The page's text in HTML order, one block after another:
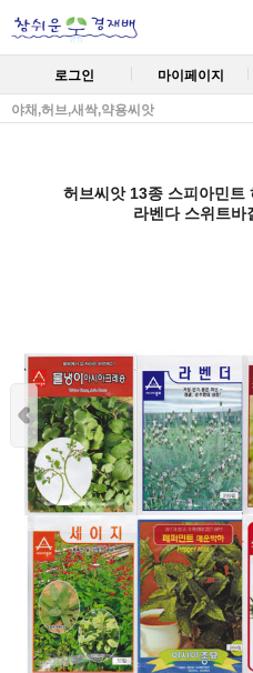
로그인 마이페이지
야채,허브,새싹,약용씨앗
허브씨앗 13종 스피아민트
라벤다 스위트바